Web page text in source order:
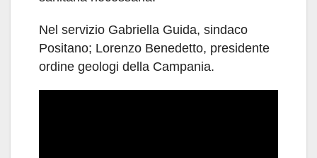
Nel servizio Gabriella Guida, sindaco
Positano; Lorenzo Benedetto, presidente
ordine geologi della Campania.